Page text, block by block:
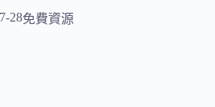
28免費資源